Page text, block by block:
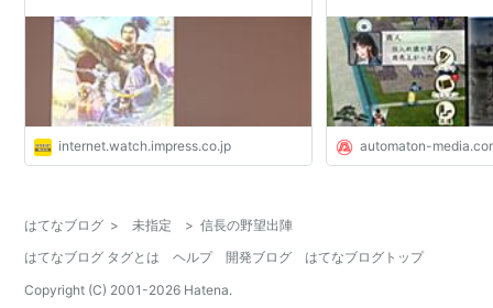
【地図と位置情報】
internet.watch.impress.co.jp automaton-
はてなブログ > 未指定 > 信長の野望出陣
はてなブログ タグとは
ヘルプ 開発ブログ
はてなブログトップ
Copyright (C) 2001-2026 Hatena.